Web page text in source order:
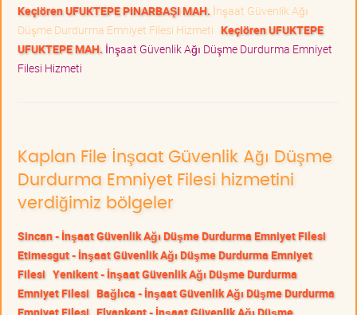
Keçiören UFUKTEPE PINARBAŞI MAH. İnşaat Güvenlik Ağı
Düşme Durdurma Emniyet Filesi Hizmeti Keçiören UFUKTEPE
UFUKTEPE MAH. İnşaat Güvenlik Ağı Düşme Durdurma Emniyet
Filesi Hizmeti
Kaplan File İnşaat Güvenlik Ağı Düşme
Durdurma Emniyet Filesi hizmetini
verdiğimiz bölgeler
Sincan - İnşaat Güvenlik Ağı Düşme Durdurma Emniyet Filesi
Etimesgut - İnşaat Güvenlik Ağı Düşme Durdurma Emniyet
Filesi Yenikent - İnşaat Güvenlik Ağı Düşme Durdurma
Emniyet Filesi Bağlıca - İnşaat Güvenlik Ağı Düşme Durdurma
Emniyet Filesi Elvankent - İnşaat Güvenlik Ağı Düşme